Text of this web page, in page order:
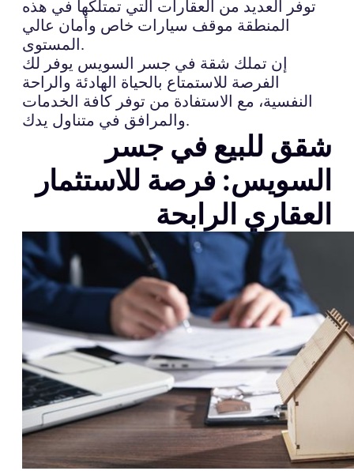
توفر العديد من العقارات التي تمتلكها في هذه
المنطقة موقف سيارات خاص وأمان عالي
المستوى.
إن تملك شقة في جسر السويس يوفر لك
الفرصة للاستمتاع بالحياة الهادئة والراحة
النفسية، مع الاستفادة من توفر كافة الخدمات
والمرافق في متناول يدك.
شقق للبيع في جسر
السويس: فرصة للاستثمار
العقاري الرابحة